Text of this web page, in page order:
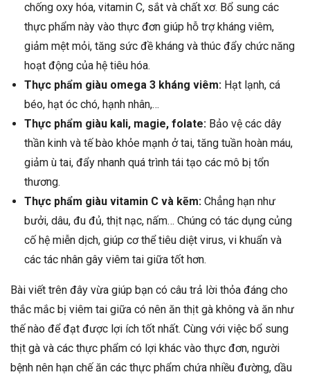
chống oxy hóa, vitamin C, sắt và chất xơ. Bổ sung các
thực phẩm này vào thực đơn giúp hỗ trợ kháng viêm,
giảm mệt mỏi, tăng sức đề kháng và thúc đẩy chức năng
hoạt động của hệ tiêu hóa.
Thực phẩm giàu omega 3 kháng viêm: Hạt lạnh, cá
béo, hạt óc chó, hạnh nhân,…
Thực phẩm giàu kali, magie, folate: Bảo vệ các dây
thần kinh và tế bào khỏe mạnh ở tai, tăng tuần hoàn máu,
giảm ù tai, đẩy nhanh quá trình tái tạo các mô bị tổn
thương.
Thực phẩm giàu vitamin C và kẽm: Chẳng hạn như
bưởi, dâu, đu đủ, thịt nạc, nấm… Chúng có tác dụng củng
cố hệ miễn dịch, giúp cơ thể tiêu diệt virus, vi khuẩn và
các tác nhân gây viêm tai giữa tốt hơn.
Bài viết trên đây vừa giúp bạn có câu trả lời thỏa đáng cho
thắc mắc bị viêm tai giữa có nên ăn thịt gà không và ăn như
thế nào để đạt được lợi ích tốt nhất. Cùng với việc bổ sung
thịt gà và các thực phẩm có lợi khác vào thực đơn, người
bệnh nên hạn chế ăn các thực phẩm chứa nhiều đường, dầu